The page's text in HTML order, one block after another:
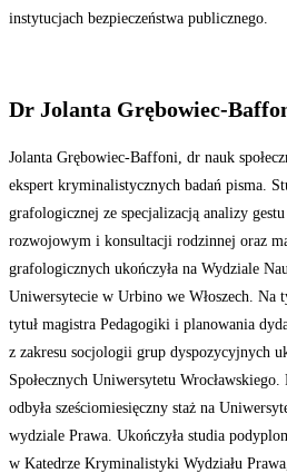
instytucjach bezpieczeństwa publicznego.
Dr Jolanta Grębowiec-
Jolanta Grębowiec-Baffoni, dr nauk
ekspert kryminalistycznych badań pisma.
grafologicznej ze specjalizacją analizy
rozwojowym i konsultacji rodzinnej oraz
grafologicznych ukończyła na Wydziale
Uniwersytecie w Urbino we Włoszech. Na
tytuł magistra Pedagogiki i planowania
z zakresu socjologii grup dyspozycyjnych
Społecznych Uniwersytetu
odbyła sześciomiesięczny staż na
wydziale Prawa. Ukończyła studia
w Katedrze Kryminalistyki Wydziału